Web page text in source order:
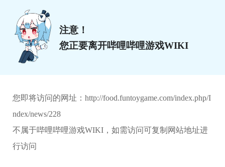
注意！
您正要离开哔哩哔哩游戏WIKI
您即将访问的网址： http://food.funtoygame.com/index.php/I
ndex/news/228
不属于哔哩哔哩游戏WIKI，如需访问可复制网站地址进
行访问